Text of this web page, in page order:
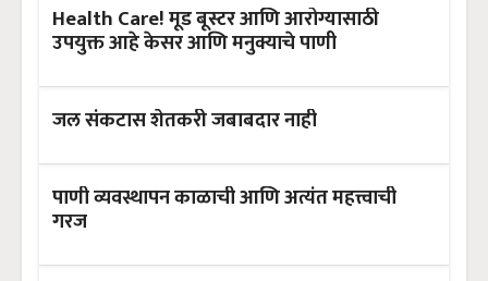
Health Care! मूड बूस्टर आणि आरोग्यासाठी
उपयुक्त आहे केसर आणि मनुक्याचे पाणी
जल संकटास शेतकरी जबाबदार नाही
पाणी व्यवस्थापन काळाची आणि अत्यंत महत्त्वाची
गरज